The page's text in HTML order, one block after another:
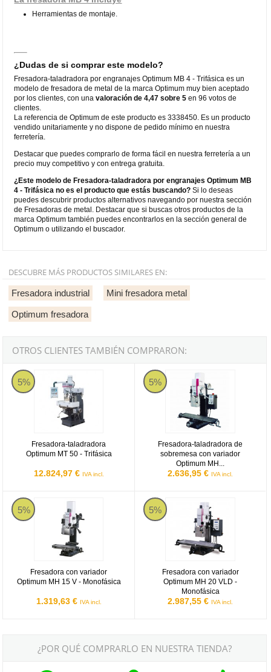
Herramientas de montaje.
¿Dudas de si comprar este modelo?
Fresadora-taladradora por engranajes Optimum MB 4 - Trifásica es un
modelo de fresadora de metal de la marca Optimum muy bien aceptado
por los clientes, con unavaloración de 4,47 sobre 5 en 96 votos de
clientes.
La referencia de Optimum de este producto es 3338450. Es un producto
vendido unitariamente y no dispone de pedido mínimo en nuestra
ferretería.
Destacar que puedes comprarlo de forma fácil en nuestra ferretería a un
precio muy competitivo y con entrega gratuita.
¿Este modelo de Fresadora-taladradora por engranajes Optimum MB
4 - Trifásica no es el producto que estás buscando? Si lo deseas
puedes descubrir productos alternativos navegando por nuestra sección
de Fresadoras de metal. Destacar que si buscas otros productos de la
marca Optimum también puedes encontrarlos en la sección general de
Optimum o utilizando el buscador.
DESCUBRE MÁS PRODUCTOS SIMILARES EN:
Fresadora industrial Mini fresadora metal
Optimum fresadora
OTROS CLIENTES TAMBIÉN COMPRARON:
5%
Fresadora-taladradora
Optimum MT 50 - Trifásica
12.824,97 € IVA incl.
Fresadora-taladradora Optimum MT 50 - Trifásica
5%
Fresadora-taladradora de
sobremesa con variador
Optimum MH...
2.636,95 € IVA incl.
Fresadora-taladradora de
5%
Fresadora con variador
Optimum MH 15 V - Monofásica
1.319,63 € IVA incl.
Optimum MH 15 V
5%
Fresadora con variador
Optimum MH 20 VLD -
Monofásica
2.987,55 € IVA incl.
Fresadora con variador
¿POR QUÉ COMPRARLO EN NUESTRA TIENDA?